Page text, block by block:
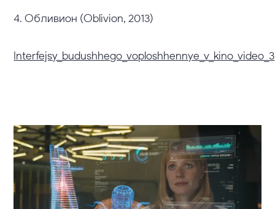
4. Обливион (Oblivion, 2013)
Interfejsy_budushhego_voploshhennye_v_kino_video_3
5.Мстители (The Avengers, 2012)